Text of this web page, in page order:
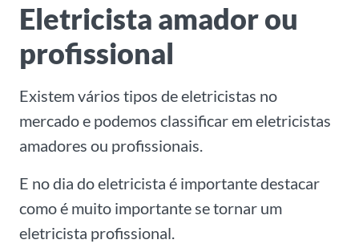
Eletricista amador ou
profissional
Existem vários tipos de eletricistas no
mercado e podemos classificar em eletricistas
amadores ou profissionais.
E no dia do eletricista é importante destacar
como é muito importante se tornar um
eletricista profissional.